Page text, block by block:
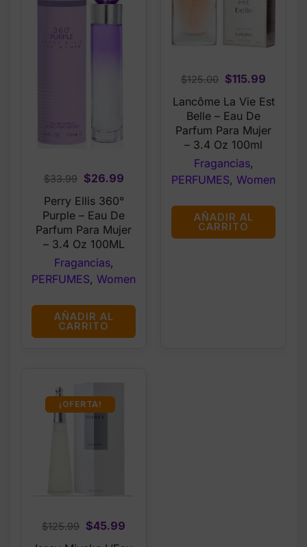
$33.99
Original
price
was:
$33.99.
$26.99Current
is:
$26.99.
Perry Ellis 360°
Purple – Eau De
Parfum Para Mujer
– 3.4 Oz 100ML
Fragancias,
PERFUMES, Women
AÑADIR AL
CARRITO
$125.00 Original
price
was:
$125.00.
$115.99
price
Lancôme La Vie Est
Belle – Eau De
Parfum Para Mujer
– 3.4 Oz 100ml
Fragancias,
PERFUMES, Women
AÑADIR AL
CARRITO
¡OFERTA!
$125.99 Original
price
$45.99